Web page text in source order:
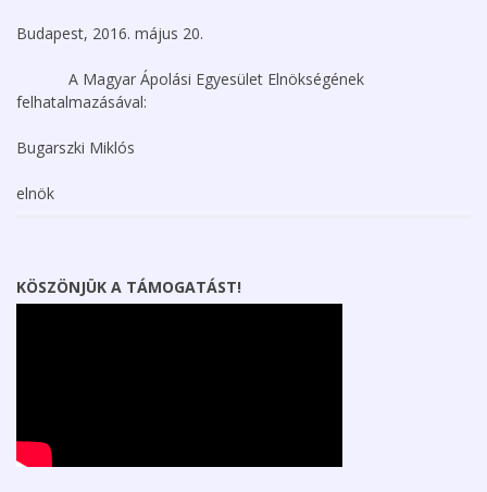
Budapest, 2016. május 20.
A Magyar Ápolási Egyesület Elnökségének
felhatalmazásával:
Bugarszki Miklós
elnök
KÖSZÖNJÜK A TÁMOGATÁST!